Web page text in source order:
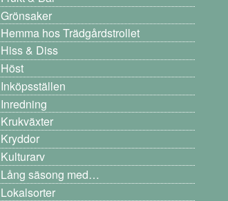
Grönsaker
Hemma hos Trädgårdstrollet
Hiss & Diss
Höst
Inköpsställen
Inredning
Krukväxter
Kryddor
Kulturarv
Lång säsong med…
Lokalsorter